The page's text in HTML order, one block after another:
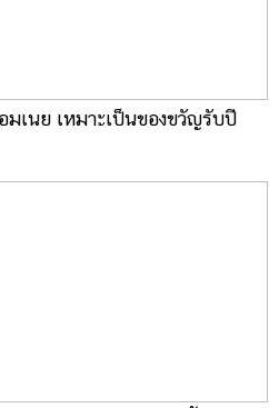
เนย เหมาะเป็นของขวัญรับปี